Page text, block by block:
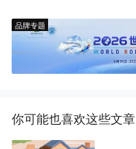
品牌专题
你可能也喜欢这些文章